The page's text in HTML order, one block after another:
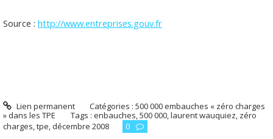
Source : http://www.entreprises.gouv.fr
Lien permanent Catégories :500 000 embauches « zéro charges
» dans les TPE
Tags : enbauches,500 000,laurent wauquiez, zéro
charges,tpe, décembre 2008 0